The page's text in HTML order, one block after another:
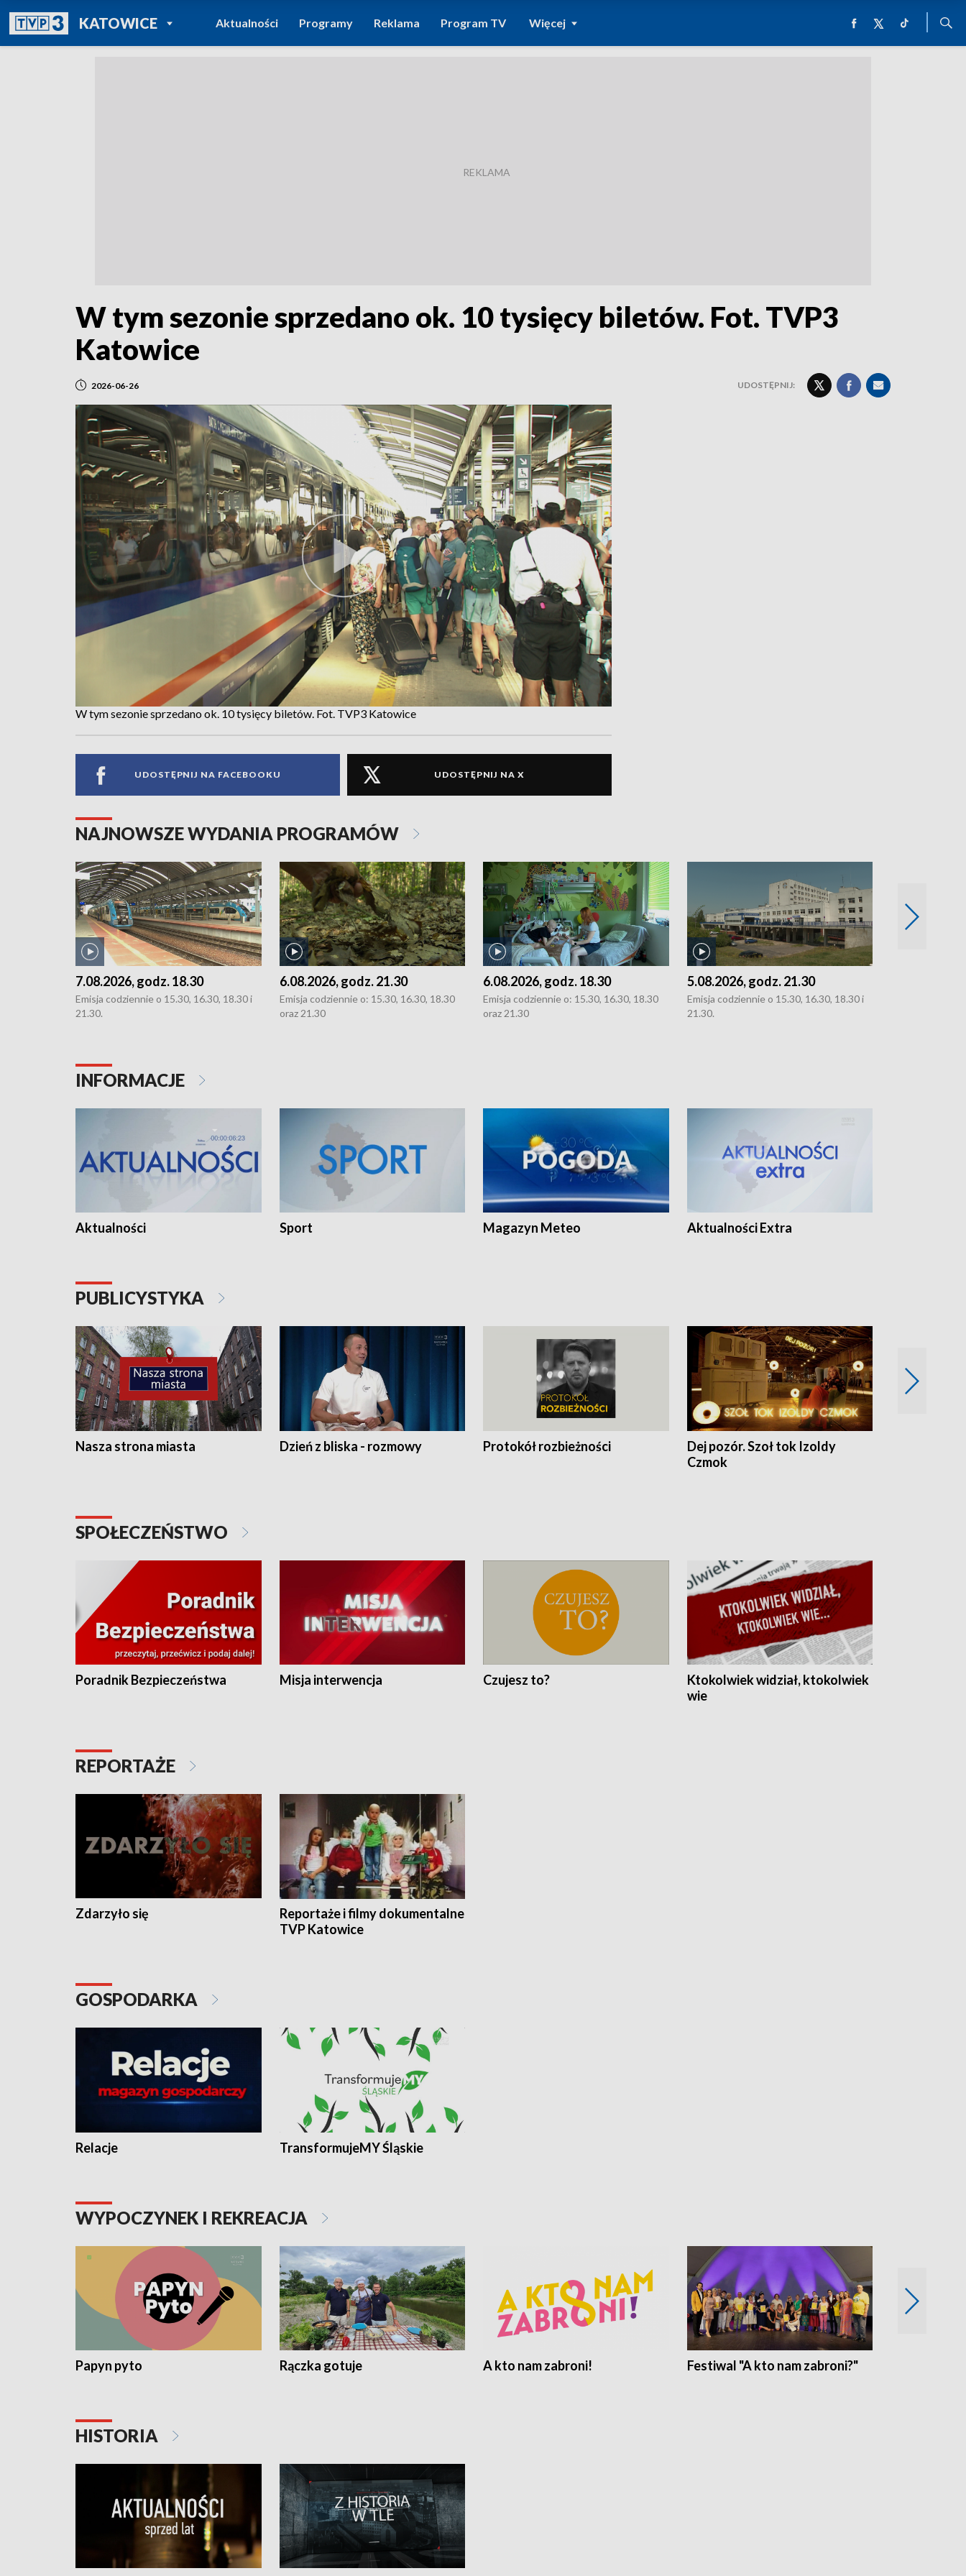
KATOWICEPOWRÓT DO
TVP REGIONY
Aktualności Programy Reklama Program TV Więcej
W tym sezonie sprzedano ok. 10 tysięcy biletów. Fot. TVP3
Katowice
2026-06-26 UDOSTĘPNIJ:
W tym sezonie sprzedano ok. 10 tysięcy biletów. Fot. TVP3 Katowice
UDOSTĘPNIJ NA FACEBOOKU UDOSTĘPNIJ NA X
NAJNOWSZE WYDANIA PROGRAMÓW
7.08.2026, godz. 18.30
Emisja codziennie o 15.30, 16.30, 18.30 i
21.30.
6.08.2026, godz. 21.30
Emisja codziennie o: 15.30, 16.30, 18.30
oraz 21.30
6.08.2026, godz. 18.30
Emisja codziennie o: 15.30, 16.30, 18.30
oraz 21.30
5.08.2026, godz. 21.30
Emisja codziennie o 15.30, 16.30, 18.30 i
21.30.
INFORMACJE
Aktualności Sport Magazyn Meteo Aktualności Extra
PUBLICYSTYKA
Nasza strona miasta Dzień z bliska - rozmowy Protokół rozbieżności
Dej pozór. Szoł tok Izoldy
Czmok
SPOŁECZEŃSTWO
Poradnik Bezpieczeństwa Misja interwencja Czujesz to?
Ktokolwiek widział, ktokolwiek
wie
REPORTAŻE
Zdarzyło się
Reportaże i filmy dokumentalne
TVP Katowice
GOSPODARKA
Relacje TransformujeMY Śląskie
WYPOCZYNEK I REKREACJA
Papyn pyto Rączka gotuje A kto nam zabroni! Festiwal "A kto nam zabroni?"
HISTORIA